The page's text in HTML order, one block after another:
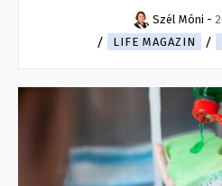
Szél Móni -
LIFE MAGAZIN